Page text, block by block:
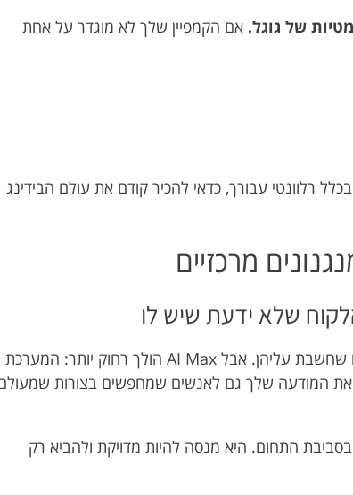
אם הקמפיין שלך לא מוגדר על אחת
אם אתה עדיין עובד עם בידינג ידני, לפני ש-AI Max בכלל רלוונטי עבורך, כדאי להכיר קודם את עולם הבידינג
כשאתה בונה קמפיין חיפוש, אתה מכניס מילות מפתח שחשבת עליהן. אבל AI Max הולך רחוק יותר: המערכת
את המודעה שלך גם לאנשים שמחפשים בצורות
התחום. היא מנסה להיות מדויקת ולהביא רק